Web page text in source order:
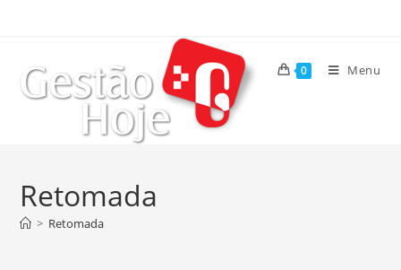
0 Menu
Retomada
> Retomada